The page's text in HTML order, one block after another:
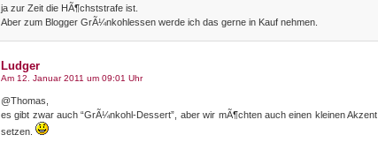
ja zur Zeit die HÃ¶chststrafe ist.
Aber zum Blogger GrÃ¼nkohlessen werde ich das gerne in Kauf nehmen.
Ludger
Am 12. Januar 2011 um 09:01 Uhr
@Thomas,
es gibt zwar auch “GrÃ¼nkohl-Dessert”, aber wir mÃ¶chten auch einen kleinen Akzent
setzen.